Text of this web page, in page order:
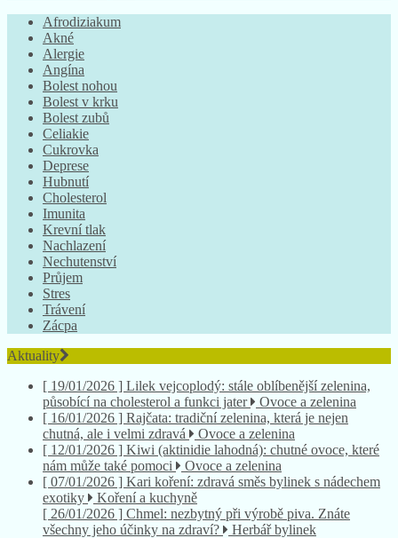
Afrodiziakum
Akné
Alergie
Angína
Bolest nohou
Bolest v krku
Bolest zubů
Celiakie
Cukrovka
Deprese
Hubnutí
Cholesterol
Imunita
Krevní tlak
Nachlazení
Nechutenství
Průjem
Stres
Trávení
Zácpa
Aktuality
[ 19/01/2026 ] Lilek vejcoplodý: stále oblíbenější zelenina,
působící na cholesterol a funkci jater
Ovoce a zelenina
[ 16/01/2026 ] Rajčata: tradiční zelenina, která je nejen
chutná, ale i velmi zdravá
Ovoce a zelenina
[ 12/01/2026 ] Kiwi (aktinidie lahodná): chutné ovoce, které
nám může také pomoci
Ovoce a zelenina
[ 07/01/2026 ] Kari koření: zdravá směs bylinek s nádechem
exotiky
Koření a kuchyně
[ 26/01/2026 ] Chmel: nezbytný při výrobě piva. Znáte
všechny jeho účinky na zdraví?
Herbář bylinek